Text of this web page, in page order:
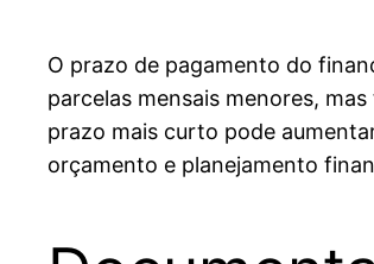
O prazo de pagamento do
parcelas mensais menores,
prazo mais curto pode
orçamento e planejamento